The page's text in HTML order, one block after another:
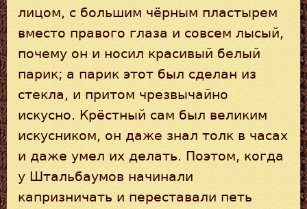
лицом, с большим чёрным пластырем
вместо правого глаза и совсем лысый,
почему он и носил красивый белый
парик; а парик этот был сделан из
стекла, и притом чрезвычайно
искусно. Крёстный сам был великим
искусником, он даже знал толк в часах
и даже умел их делать. Поэтом, когда
у Штальбаумов начинали
капризничать и переставали петь